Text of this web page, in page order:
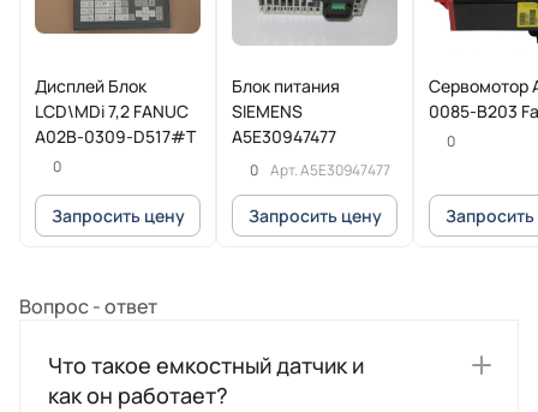
Дисплей Блок
LCD\MDi 7,2 FANUC
A02B-0309-D517#T
0
Запросить цену
Блок питания
SIEMENS
A5E30947477
0 Арт.A5E30947477
Запросить цену
Сервомотор
0085-B203
0
Вопрос - ответ
Что такое емкостный датчик и
как он работает?